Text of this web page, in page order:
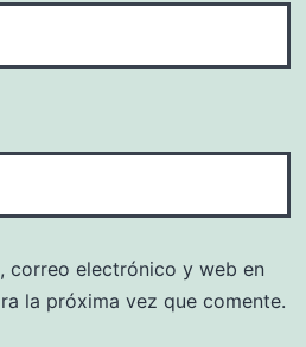
correo electrónico y web en
la próxima vez que comente.